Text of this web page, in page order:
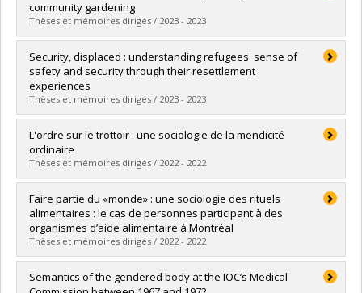
community gardening
Thèses et mémoires dirigés / 2023 - 2023
Graduate :Tian, Hui
Cycle : Master's
Grade :M. Sc.
Lien vers le document dans Papyrus
Security, displaced : understanding refugees' sense of
safety and security through their resettlement
experiences
Thèses et mémoires dirigés / 2023 - 2023
Graduate :Tennessee, Krystal
Cycle :Master's
Grade :M. Sc.
Lien vers le document dans Papyrus
L'ordre sur le trottoir : une sociologie de la mendicité
ordinaire
Thèses et mémoires dirigés / 2022 - 2022
Graduate : Perreault-Mandeville, Étienne
Cycle :Master's
Grade :M. Sc.
Lien vers le document dans Papyrus
Faire partie du «monde» : une sociologie des rituels
alimentaires : le cas de personnes participant à des
organismes d’aide alimentaire à Montréal
Thèses et mémoires dirigés / 2022 - 2022
Graduate :Régimbal, François
Cycle :Doctoral
Semantics of the gendered body at the IOC’s Medical